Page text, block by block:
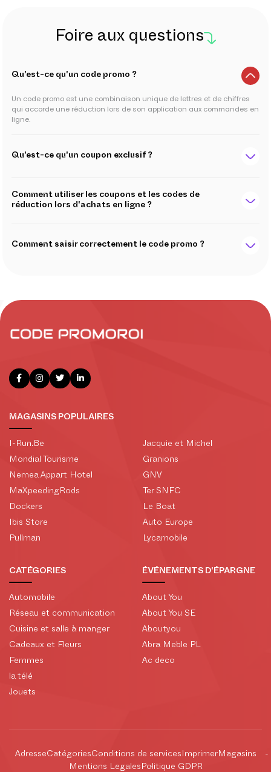
Foire aux questions
Qu'est-ce qu'un code promo ?
Un code promo est une combinaison unique de lettres et de chiffres
qui accorde une réduction lors de son application aux commandes en
ligne.
Qu'est-ce qu'un coupon exclusif ?
Comment utiliser les coupons et les codes de
réduction lors d'achats en ligne ?
Comment saisir correctement le code promo ?
MAGASINS POPULAIRES
I-Run.Be
Mondial Tourisme
Nemea Appart Hotel
MaXpeedingRods
Dockers
Ibis Store
Pullman
Jacquie et Michel
Granions
GNV
Ter SNFC
Le Boat
Auto Europe
Lycamobile
CATÉGORIES
Automobile
Réseau et communication
Cuisine et salle à manger
Cadeaux et Fleurs
Femmes
la télé
Jouets
ÉVÉNEMENTS D'ÉPARGNE
About You
About You SE
Aboutyou
Abra Meble PL
Ac deco
Adresse Catégories Conditions de services Imprimer Magasins
Mentions Legales Politique GDPR